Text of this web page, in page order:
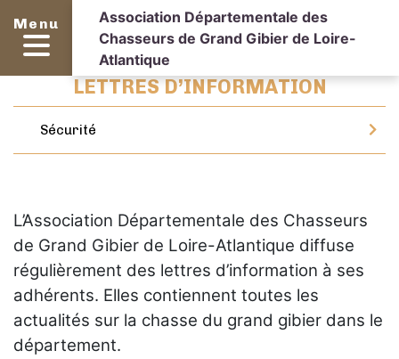
Menu
Association Départementale des
Chasseurs de Grand Gibier de Loire-
Atlantique
LETTRES D’INFORMATION
L’Association Départementale des Chasseurs
de Grand Gibier de Loire-Atlantique diffuse
régulièrement des lettres d’information à ses
adhérents. Elles contiennent toutes les
actualités sur la chasse du grand gibier dans le
département.
Sécurité